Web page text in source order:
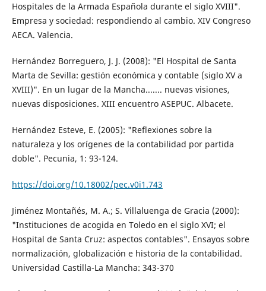
Hospitales de la Armada Española durante el siglo XVIII".
Empresa y sociedad: respondiendo al cambio. XIV Congreso
AECA. Valencia.
Hernández Borreguero, J. J. (2008): "El Hospital de Santa
Marta de Sevilla: gestión económica y contable (siglo XV a
XVIII)". En un lugar de la Mancha....... nuevas visiones,
nuevas disposiciones. XIII encuentro ASEPUC. Albacete.
Hernández Esteve, E. (2005): "Reflexiones sobre la
naturaleza y los orígenes de la contabilidad por partida
doble". Pecunia, 1: 93-124.
https://doi.org/10.18002/pec.v0i1.743
Jiménez Montañés, M. A.; S. Villaluenga de Gracia (2000):
"Instituciones de acogida en Toledo en el siglo XVI; el
Hospital de Santa Cruz: aspectos contables". Ensayos sobre
normalización, globalización e historia de la contabilidad.
Universidad Castilla-La Mancha: 343-370